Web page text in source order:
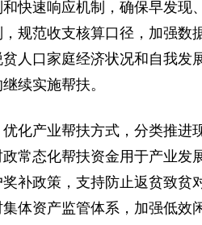
快速响应机制，确保早发现
规范收支核算口径，加强数
人口家庭经济状况和自我发
续实施帮扶。
优化产业帮扶方式，分类推
常态化帮扶资金用于产业发
补政策，支持防止返贫致贫
体资产监管体系，加强低效